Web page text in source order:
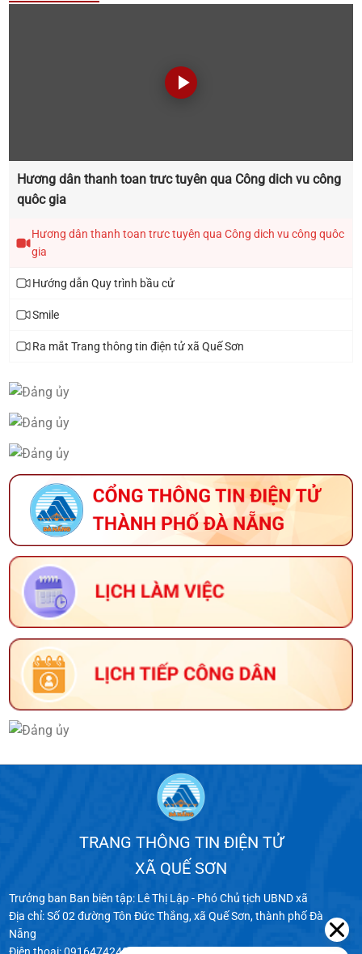
Thông báo triển khai thực hiện Chiến dịch 90 ngày
Thông báo lịch tiếp công dân năm 2025 của đại
biểu HĐND xã khóa I, nhiệm kỳ 2021 - 2026
Hương dân thanh toan trưc tuyên qua Công dich vu công
quôc gia
Hương dân thanh toan trưc tuyên qua Công dich vu công quôc
gia
Hướng dẫn Quy trình bầu cử
Smile
Ra mắt Trang thông tin điện tử xã Quế Sơn
TRANG THÔNG TIN ĐIỆN TỬ
XÃ QUẾ SƠN
Trưởng ban Ban biên tập: Lê Thị Lập - Phó Chủ tịch UBND xã
Địa chỉ: Số 02 đường Tôn Đức Thắng, xã Quế Sơn, thành phố Đà
Nẵng
Điện thoại: 0916474240 - 0916745027